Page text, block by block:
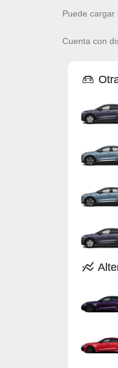
Puede cargar
Cuenta con